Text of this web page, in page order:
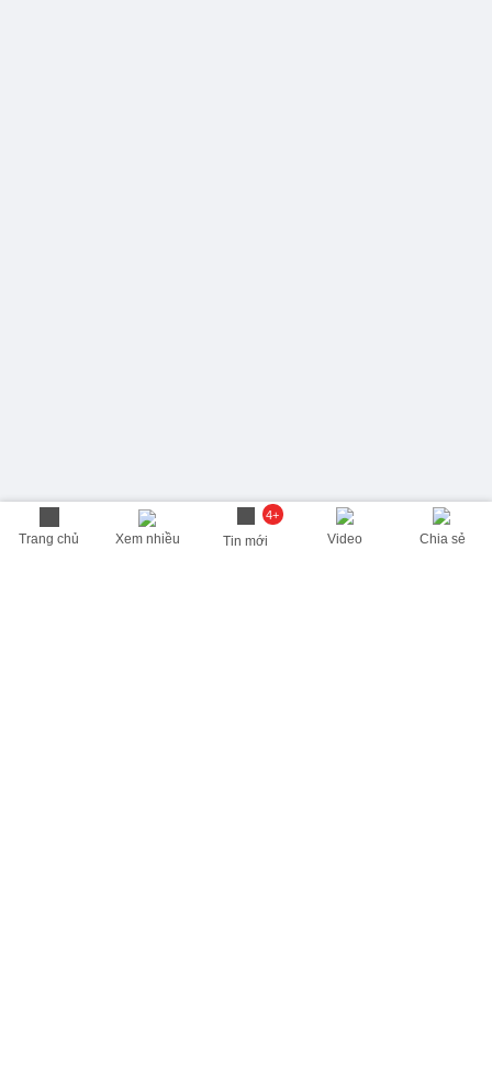
Trang chủ Xem nhiều
4+
Tin mới Video Chia sẻ